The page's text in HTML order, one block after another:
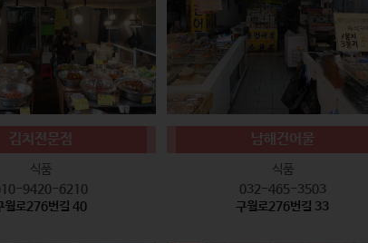
김치전문점
식품
9420-6210
월로276번길 40
남해건어물
식품
032-465-3503
구월로276번길 33